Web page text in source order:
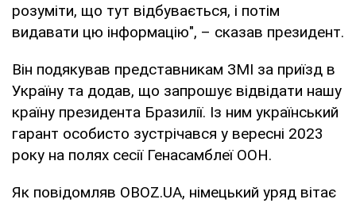
розуміти, що тут відбувається, і потім
видавати цю інформацію", – сказав президент.
Він подякував представникам ЗМІ за приїзд в
Україну та додав, що запрошує відвідати нашу
країну президента Бразилії. Із ним український
гарант особисто зустрічався у вересні 2023
року на полях сесії Генасамблеї ООН.
Як повідомляв OBOZ.UA, німецький уряд вітає